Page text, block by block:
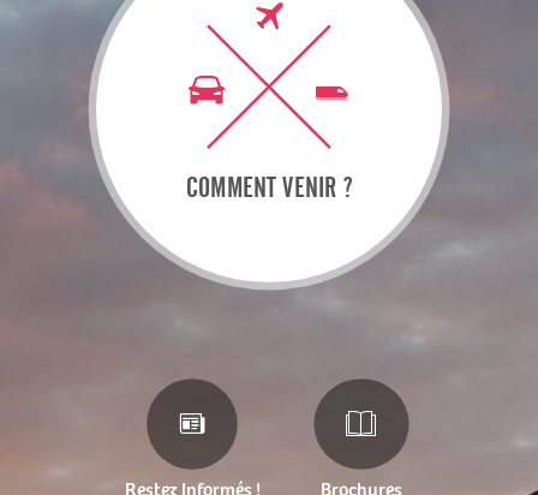
COMMENT VENIR ?
Restez Informés ! Brochures